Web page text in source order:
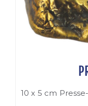
10 x 5 cm